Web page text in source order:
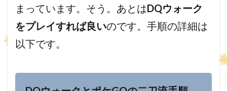
まっています。そう。あとはDQウォーク
をプレイすれば良いのです。 手順の詳細は
以下です。